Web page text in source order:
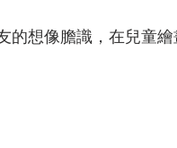
的想像膽識，在兒童